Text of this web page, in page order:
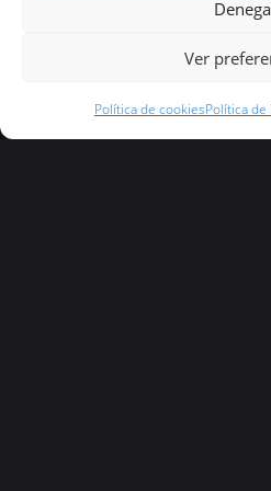
Ver
Política de cookiesPolítica de